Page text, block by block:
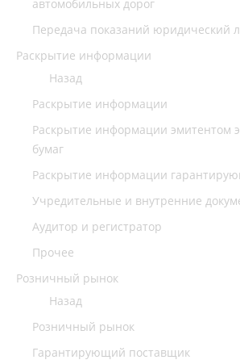
автомобильных дорог
Передача показаний юридический
Раскрытие информации
Назад
Раскрытие информации
Раскрытие информации эмитентом
бумаг
Раскрытие информации
Учредительные и внутренние
Аудитор и регистратор
Прочее
Розничный рынок
Назад
Розничный рынок
Гарантирующий поставщик